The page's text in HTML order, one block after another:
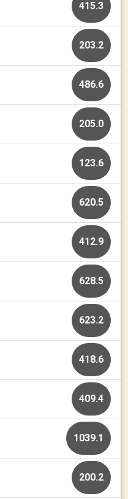
415.3
203.2
486.6
205.0
123.6
620.5
412.9
628.5
623.2
418.6
409.4
1039.1
200.2